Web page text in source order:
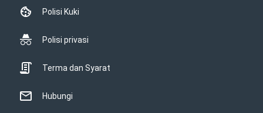
Polisi Kuki
Polisi privasi
Terma dan Syarat
Hubungi